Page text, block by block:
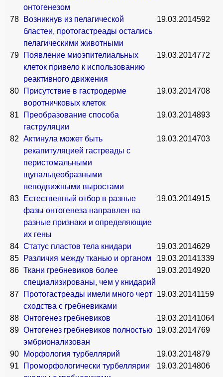
онтогенезом
78
Возникнув из пелагической
бластеи, протогастреады остались
пелагическими животными
19.03.2014592
79
Появление миоэпителиальных
клеток привело к использованию
реактивного движения
19.03.2014772
80
Присутствие в гастродерме
воротничковых клеток
19.03.2014708
81
Преобразование способа
гаструляции
19.03.2014893
82 Актинула может быть
рекапитуляцией гастреады с
перистомальными
щупальцеобразными
неподвижными выростами
19.03.2014703
83
Естественный отбор в разные
фазы онтогенеза направлен на
разные признаки и определяющие
их гены
19.03.2014915
84 Статус пластов тела книдари 19.03.2014629
85
Различия между тканью и органом 19.03.20141339
86 Ткани гребневиков более
специализированы, чем у книдарий
19.03.2014920
87
Протогастреады имели много черт
сходства с гребневиками
19.03.20141159
88 Онтогенез гребневиков 19.03.20141064
89 Онтогенез гребневиков полностью
эмбрионализован
19.03.2014769
90 Морфология турбеллярий 19.03.2014879
91
Проморфологически турбеллярии
19.03.2014806